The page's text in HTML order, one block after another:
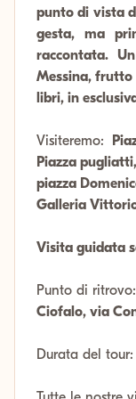
punto di vista
gesta, ma
raccontata.
Messina, frutto
libri, in
Visiteremo:
Piazza
piazza
Galleria
Visita guidata
Punto di ritrovo:
Ciofalo, via
Durata del tour: